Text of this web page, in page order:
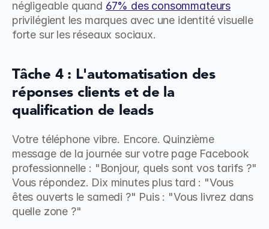
négligeable quand 67% des consommateurs
privilégient les marques avec une identité visuelle
forte sur les réseaux sociaux.
Tâche 4 : L'automatisation des
réponses clients et de la
qualification de leads
Votre téléphone vibre. Encore. Quinzième
message de la journée sur votre page Facebook
professionnelle : "Bonjour, quels sont vos tarifs ?"
Vous répondez. Dix minutes plus tard : "Vous
êtes ouverts le samedi ?" Puis : "Vous livrez dans
quelle zone ?"